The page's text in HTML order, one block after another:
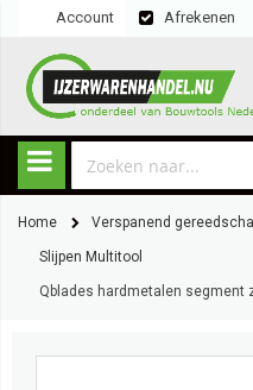
Account Afrekenen
Home Verspanend
Slijpen Multitool
Qblades hardmetalen segment